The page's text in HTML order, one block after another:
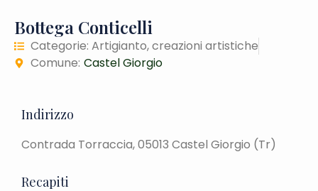
Bottega Conticelli
Categorie: Artigianto,creazioni artistiche
Comune: Castel Giorgio
Indirizzo
Contrada Torraccia, 05013 Castel Giorgio (Tr)
Recapiti